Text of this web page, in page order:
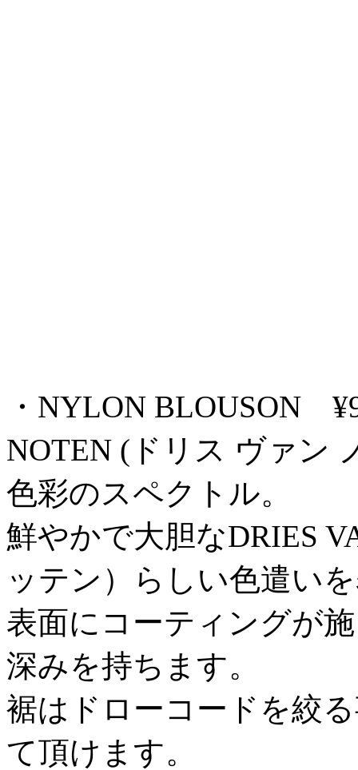
・NYLON BLOUSON
NOTEN (ドリス ヴァン
色彩のスペクトル。
鮮やかで大胆なDRIES
ッテン）らしい色遣い
表面にコーティングが
深みを持ちます。
裾はドローコードを絞
て頂けます。